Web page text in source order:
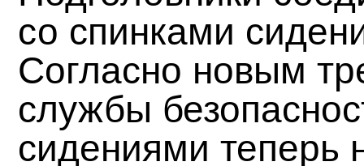
со спинками
Согласно новым
службы
сидениями теперь